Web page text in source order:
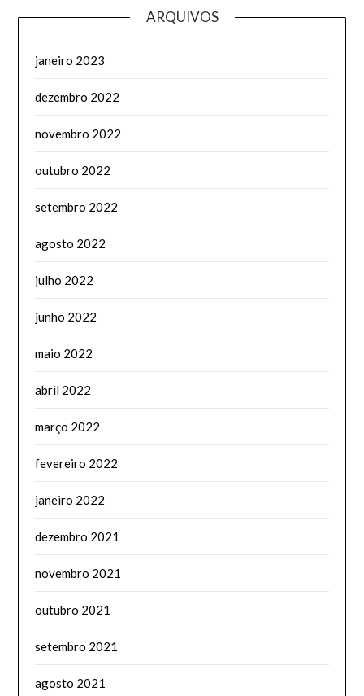
ARQUIVOS
janeiro 2023
dezembro 2022
novembro 2022
outubro 2022
setembro 2022
agosto 2022
julho 2022
junho 2022
maio 2022
abril 2022
março 2022
fevereiro 2022
janeiro 2022
dezembro 2021
novembro 2021
outubro 2021
setembro 2021
agosto 2021